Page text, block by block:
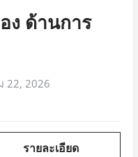
ง ด้านการ
22, 2026
รายละเอียด